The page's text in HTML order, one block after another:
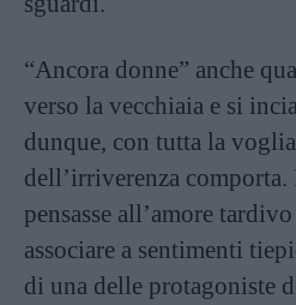
“Ancora donne” anche
verso la vecchiaia e si
dunque, con tutta la
dell’irriverenza comporta.
pensasse all’amore
associare a sentimenti
di una delle protagoniste